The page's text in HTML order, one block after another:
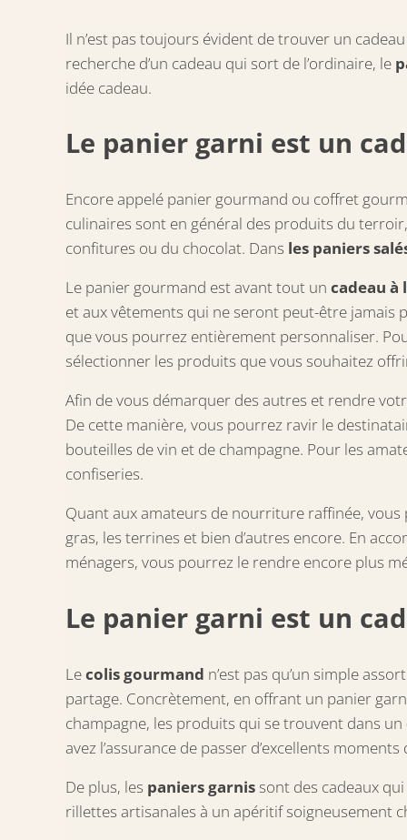
Il n’est pas toujours évident de trouver un
recherche d’un cadeau qui sort de l’ordinaire, le
idée cadeau.
Le panier garni est un
Encore appelé panier gourmand ou coffret
culinaires sont en général des produits du
confitures ou du chocolat. Dans les paniers
Le panier gourmand est avant tout uncadeau à
et aux vêtements qui ne seront peut-être jamais
que vous pourrez entièrement personnaliser.
sélectionner les produits que vous souhaitez
Afin de vous démarquer des autres et rendre
De cette manière, vous pourrez ravir le
bouteilles de vin et de champagne. Pour les
confiseries.
Quant aux amateurs de nourriture raffinée,
gras, les terrines et bien d’autres encore. En
ménagers, vous pourrez le rendre encore plus
Le panier garni est un
Lecolis gourmand n’est pas qu’un simple
partage. Concrètement, en offrant un panier
champagne, les produits qui se trouvent dans un
avez l’assurance de passer d’excellents
De plus, les paniers garnis sont des cadeaux
rillettes artisanales à un apéritif soigneusement